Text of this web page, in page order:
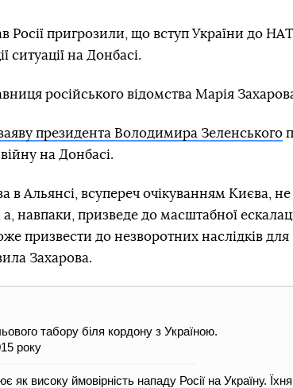
Росії пригрозили, що вступ України до
ситуації на Донбасі.
російського відомства Марія
президента Володимира Зеленського
на Донбасі.
в Альянсі, всупереч очікуванням Києва, не
навпаки, призведе до масштабної
призвести до незворотних наслідків для
Захарова.
табору біля кордону з Україною.
року
як високу ймовірність нападу Росії на Україну. Їхня